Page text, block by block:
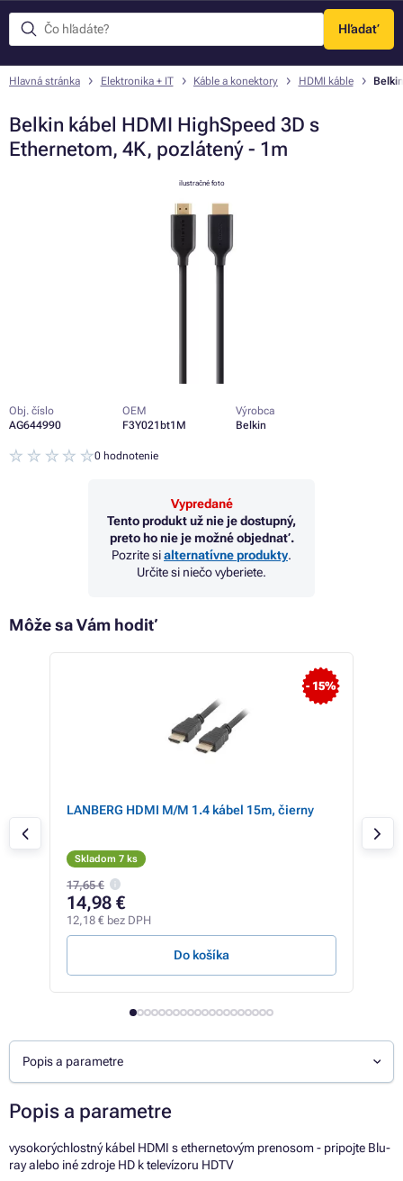
Hľadať
Menu
Hlavná stránka Elektronika + IT Káble a konektory HDMI káble
Belkin kábel HDMI HighSpeed 3D s
Ethernetom, 4K, pozlátený - 1m
ilustračné foto
Obj. číslo
AG644990
OEM
F3Y021bt1M
Výrobca
Belkin
0 hodnotenie
Vypredané
Tento produkt už nie je dostupný,
preto ho nie je možné objednať.
Pozrite sialternatívne produkty.
Určite si niečo vyberiete.
Môže sa Vám hodiť
- 15%
LANBERG HDMI M/M 1.4 kábel 15m, čierny
Skladom 7 ks
17,65 €
14,98 €
12,18 € bez DPH
Do košíka
Popis a parametre
Popis a parametre
vysokorýchlostný kábel HDMI s ethernetovým prenosom - pripojte Blu-
ray alebo iné zdroje HD k televízoru HDTV